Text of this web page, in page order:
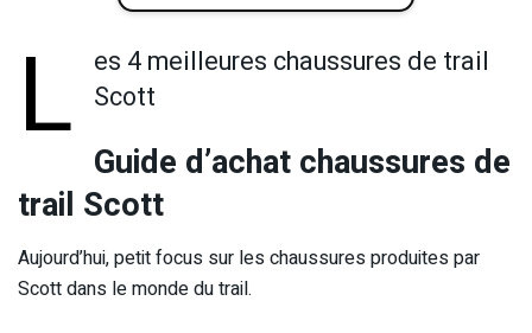
L
es 4 meilleures chaussures de trail
Scott
Guide d’achat chaussures de
trail Scott
Aujourd’hui, petit focus sur les chaussures produites par
Scott dans le monde du trail.